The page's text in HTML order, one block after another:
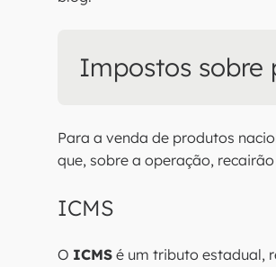
Impostos sobre
Para a venda de produtos
que, sobre a operação,
ICMS
O ICMS é um tributo estadual,